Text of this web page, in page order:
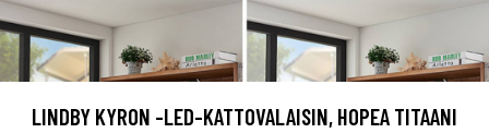
LINDBY KYRON -LED-KATTOVALAISIN, HOPEA TITAANI